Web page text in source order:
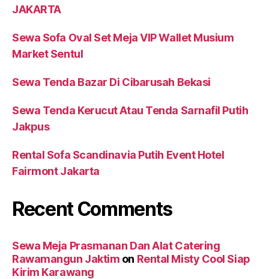
JAKARTA
Sewa Sofa Oval Set Meja VIP Wallet Musium
Market Sentul
Sewa Tenda Bazar Di Cibarusah Bekasi
Sewa Tenda Kerucut Atau Tenda Sarnafil Putih
Jakpus
Rental Sofa Scandinavia Putih Event Hotel
Fairmont Jakarta
Recent Comments
Sewa Meja Prasmanan Dan Alat Catering
Rawamangun Jaktim on Rental Misty Cool Siap
Kirim Karawang